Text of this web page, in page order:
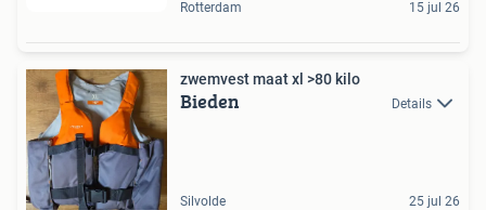
Rotterdam 15 jul 26
zwemvest maat xl >80 kilo
Bieden Details
Silvolde 25 jul 26